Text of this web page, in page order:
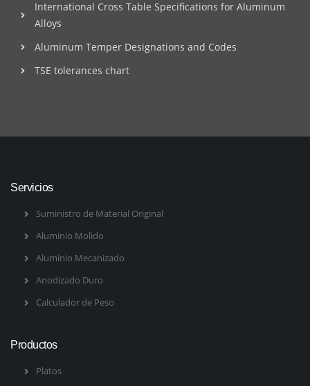
International Cross Table Specifications for Aluminum
Alloys
Aluminum Temper Designations and Codes
TSE tolerances chart
Servicios
Suministro de Material Original
Aluminio Molido
Aluminio Mecanizado
Anodizado Duro
Calculador de Peso
Productos
Platos